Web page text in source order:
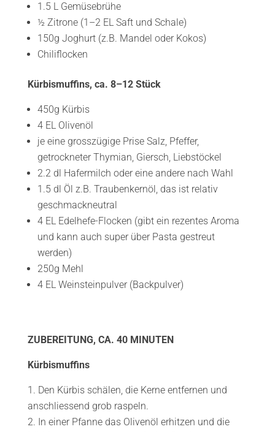
1.5 L Gemüsebrühe
½ Zitrone (1–2 EL Saft und Schale)
150g Joghurt (z.B. Mandel oder Kokos)
Chiliflocken
Kürbismuffins, ca. 8–12 Stück
450g Kürbis
4 EL Olivenöl
je eine grosszügige Prise Salz, Pfeffer,
getrockneter Thymian, Giersch, Liebstöckel
2.2 dl Hafermilch oder eine andere nach Wahl
1.5 dl Öl z.B. Traubenkernöl, das ist relativ
geschmackneutral
4 EL Edelhefe-Flocken (gibt ein rezentes Aroma
und kann auch super über Pasta gestreut
werden)
250g Mehl
4 EL Weinsteinpulver (Backpulver)
ZUBEREITUNG, CA. 40 MINUTEN
Kürbismuffins
Den Kürbis schälen, die Kerne entfernen und
anschliessend grob raspeln.
In einer Pfanne das Olivenöl erhitzen und die